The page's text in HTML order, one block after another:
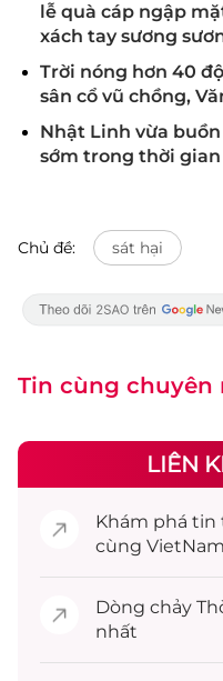
lễ quà cáp ngập
xách tay sương
Trời nóng hơn 40
sân cổ vũ chồng,
Nhật Linh vừa
sớm trong thời
Chủ đề: sát hại
Tin cùng chuyên
LIÊN
Khám phá tin
cùng
Dòng chảy
nhất